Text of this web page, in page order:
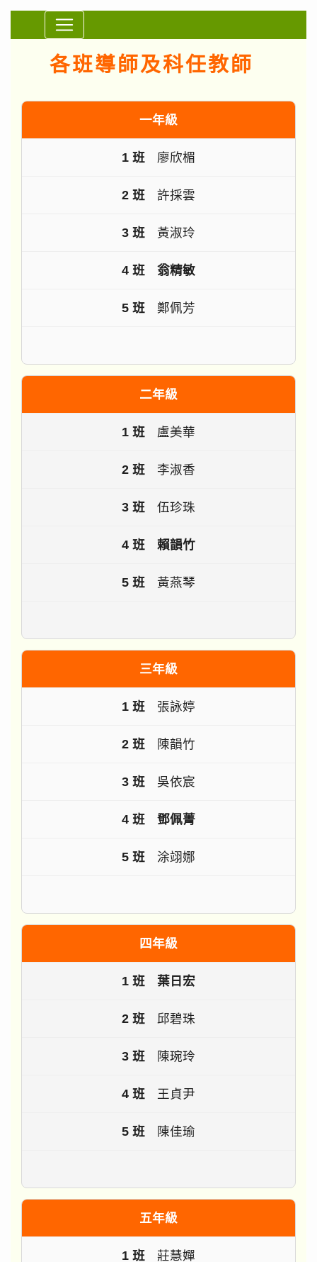
⏸
導師及科任
各班導師及科任教師
一年級
廖欣楣
許採雲
黃淑玲
翁精敏
鄭佩芳
二年級
盧美華
李淑香
伍珍珠
賴韻竹
黃燕琴
三年級
張詠婷
陳韻竹
吳依宸
鄧佩菁
涂翊娜
四年級
葉日宏
邱碧珠
陳琬玲
王貞尹
陳佳瑜
五年級
莊慧嬋